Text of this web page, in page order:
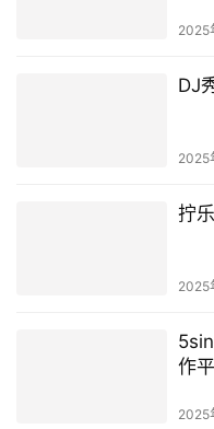
2025
DJ
2025
拧
2025
作
2025